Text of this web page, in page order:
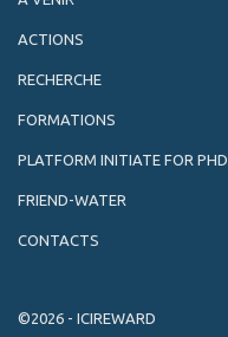
ACTIONS
RECHERCHE
FORMATIONS
PLATFORM INITIATE FOR PHD
FRIEND-WATER
CONTACTS
©2026 - ICIREWARD